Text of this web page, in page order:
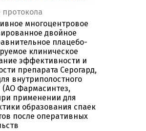
протокола
многоцентровое
двойное
плацебо-
клиническое
эффективности и
препарата Серогард,
внутриполостного
(АО Фармасинтез,
применении для
образования спаек
после оперативных